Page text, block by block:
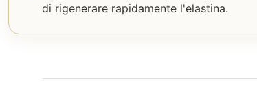
di rigenerare rapidamente l'elastina.